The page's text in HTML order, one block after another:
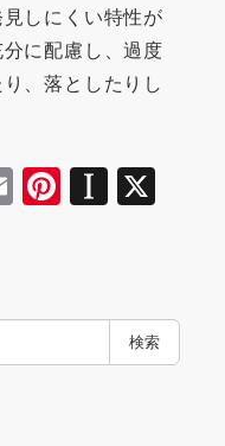
しにくい特性が
に配慮し、過度
、落としたりし
E Pi
st
In
a
p
検索